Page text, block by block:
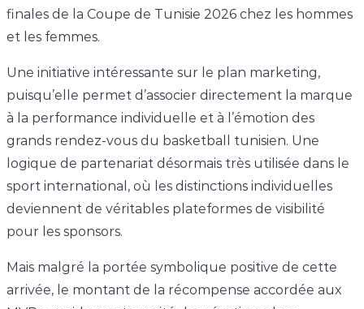
finales de la Coupe de Tunisie 2026 chez les hommes
et les femmes.
Une initiative intéressante sur le plan marketing,
puisqu’elle permet d’associer directement la marque
à la performance individuelle et à l’émotion des
grands rendez-vous du basketball tunisien. Une
logique de partenariat désormais très utilisée dans le
sport international, où les distinctions individuelles
deviennent de véritables plateformes de visibilité
pour les sponsors.
Mais malgré la portée symbolique positive de cette
arrivée, le montant de la récompense accordée aux